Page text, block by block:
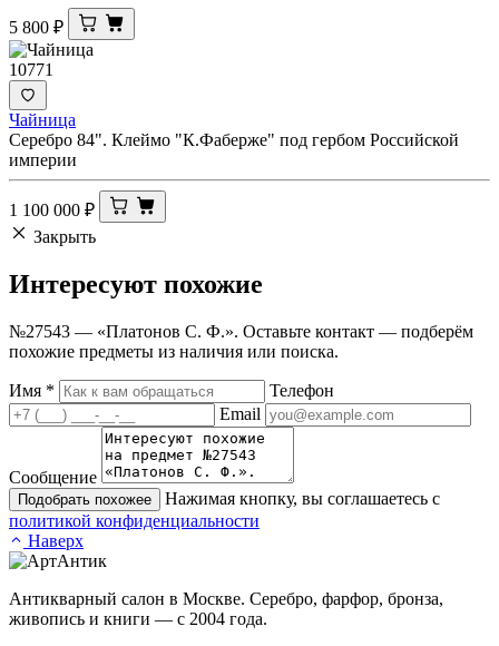
5 800 ₽
10771
Чайница
Серебро 84". Клеймо "К.Фаберже" под гербом Российской
империи
1 100 000 ₽
Закрыть
Интересуют похожие
№27543 — «Платонов С. Ф.». Оставьте контакт — подберём
похожие предметы из наличия или поиска.
Имя *
Телефон
Email
Сообщение
Подобрать похожее
Нажимая кнопку, вы соглашаетесь с
политикой конфиденциальности
Наверх
Антикварный салон в Москве. Серебро, фарфор, бронза,
живопись и книги — с 2004 года.